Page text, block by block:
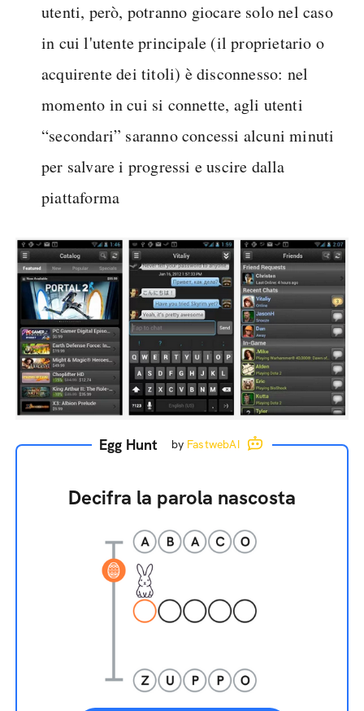
utenti, però, potranno giocare solo nel caso
in cui l'utente principale (il proprietario o
acquirente dei titoli) è disconnesso: nel
momento in cui si connette, agli utenti
“secondari” saranno concessi alcuni minuti
per salvare i progressi e uscire dalla
piattaforma
Egg Hunt by FastwebAI
Decifra la parola nascosta